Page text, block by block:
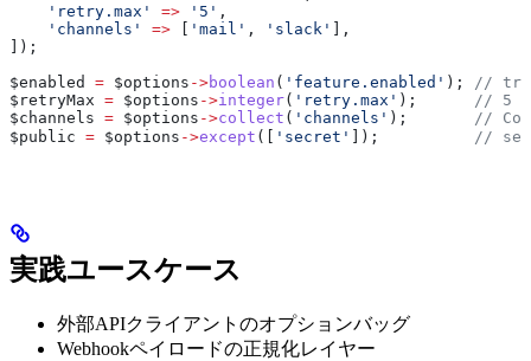
    'retry.max'
=> '5' ,
    'channels'
=> 'mail' , 'slack'
],
]);
$enabled
= $options ->boolean ( 'feature.enabled' );
//
$retryMax = $options ->integer( 'retry.max' );
// 5
$channels = $options ->collect ( 'channels' );
//
$public = $options ->except ([ 'secret' ]); //
実践ユースケース
外部APIクライアントのオプションバッグ
Webhookペイロードの正規化レイヤー